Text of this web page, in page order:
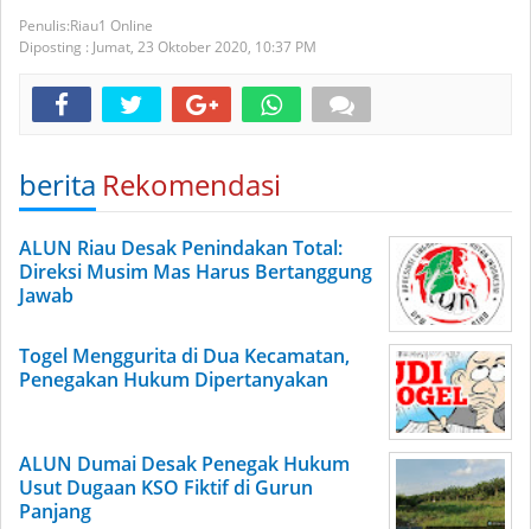
Riau1 Online
Diposting : Jumat, 23 Oktober 2020, 10:37 PM
berita Rekomendasi
ALUN Riau Desak Penindakan Total:
Direksi Musim Mas Harus Bertanggung
Jawab
Togel Menggurita di Dua Kecamatan,
Penegakan Hukum Dipertanyakan
ALUN Dumai Desak Penegak Hukum
Usut Dugaan KSO Fiktif di Gurun
Panjang